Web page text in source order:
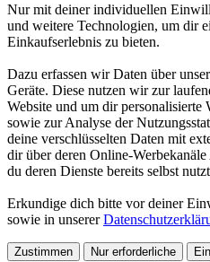
Nur mit deiner individuellen
und weitere Technologien, um dir
Einkaufserlebnis zu bieten.
Dazu erfassen wir Daten über
Geräte. Diese nutzen wir zur
Website und um dir personalisierte
sowie zur Analyse der
deine verschlüsselten Daten mit
dir über deren Online-
du deren Dienste bereits selbst
Erkundige dich bitte vor deiner
sowie in unserer
Zustimmen Nur erforderliche